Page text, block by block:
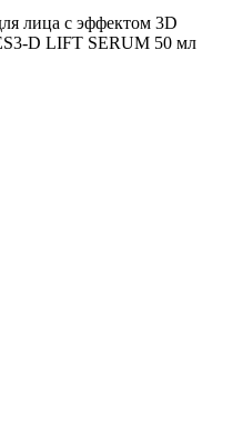
лица с эффектом 3D
D LIFT SERUM 50 мл